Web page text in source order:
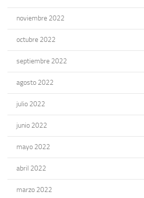
noviembre 2022
octubre 2022
septiembre 2022
agosto 2022
julio 2022
junio 2022
mayo 2022
abril 2022
marzo 2022